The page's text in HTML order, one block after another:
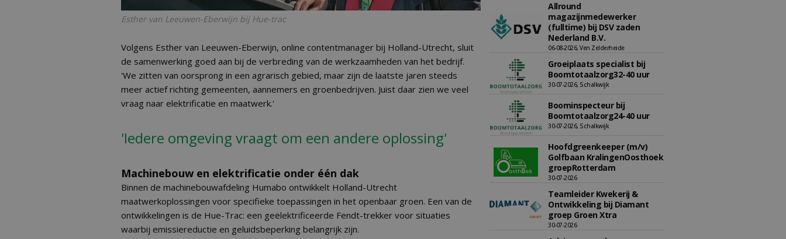
Esther van Leeuwen-Eberwijn bij Hue-trac
Volgens Esther van Leeuwen-Eberwijn, online contentmanager bij Holland-Utrecht, sluit
de samenwerking goed aan bij de verbreding van de werkzaamheden van het bedrijf.
'We zitten van oorsprong in een agrarisch gebied, maar zijn de laatste jaren steeds
meer actief richting gemeenten, aannemers en groenbedrijven. Juist daar zien we veel
vraag naar elektrificatie en maatwerk.'
'Iedere omgeving vraagt om een andere oplossing'
Machinebouw en elektrificatie onder één dak
Binnen de machinebouwafdeling Humabo ontwikkelt Holland-Utrecht
maatwerkoplossingen voor specifieke toepassingen in het openbaar groen. Een van de
ontwikkelingen is de Hue-Trac: een geëlektrificeerde Fendt-trekker voor situaties
waarbij emissiereductie en geluidsbeperking belangrijk zijn.
Allround
magazijnmedewerker
(fulltime) bij DSV zaden
Nederland B.V.
06-08-2026, Ven Zelderheide
Groeiplaats specialist bij
Boomtotaalzorg32-40 uur
30-07-2026, Schalkwijk
Boominspecteur bij
Boomtotaalzorg24-40 uur
30-07-2026, Schalkwijk
Hoofdgreenkeeper (m/v)
Golfbaan KralingenOosthoek
groepRotterdam
30-07-2026
Teamleider Kwekerij &
Ontwikkeling bij Diamant
groep Groen Xtra
30-07-2026